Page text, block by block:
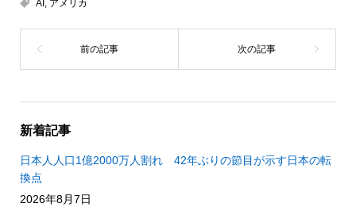
AI, アメリカ
新着記事
日本人人口1億2000万人割れ 42年ぶりの節目が示す日本の転
換点
2026年8月7日